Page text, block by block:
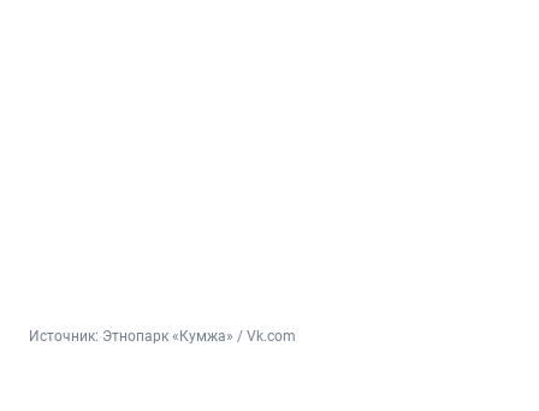
Источник: Этнопарк «Кумжа» / Vk.com